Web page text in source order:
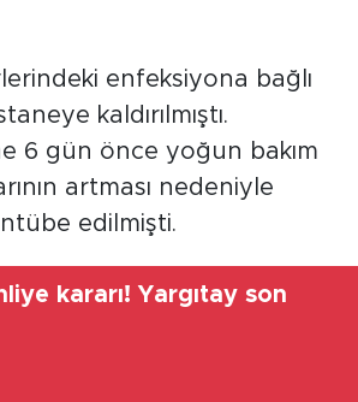
enfeksiyona bağlı
kaldırılmıştı.
6 gün önce yoğun bakım
artması nedeniyle
edilmişti.
kararı! Yargıtay son